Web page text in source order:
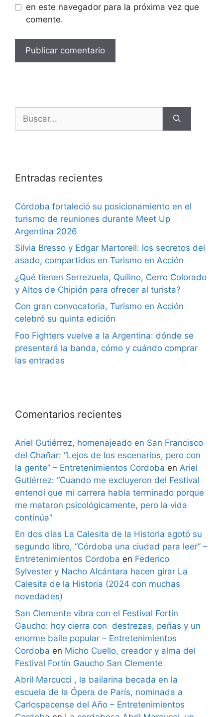
en este navegador para la próxima vez que
comente.
Entradas recientes
Córdoba fortaleció su posicionamiento en el
turismo de reuniones durante Meet Up
Argentina 2026
Silvia Bresso y Edgar Martorell: los secretos del
asado, compartidos en Turismo en Acción
¿Qué tienen Serrezuela, Quilino, Cerro Colorado
y Altos de Chipión para ofrecer al turista?
Con gran convocatoria, Turismo en Acción
celebró su quinta edición
Foo Fighters vuelve a la Argentina: dónde se
presentará la banda, cómo y cuándo comprar
las entradas
Comentarios recientes
Ariel Gutiérrez, homenajeado en San Francisco
del Chañar: “Lejos de los escenarios, pero con
la gente” – Entretenimientos Cordoba en Ariel
Gutiérrez: “Cuando me excluyeron del Festival
entendí que mi carrera había terminado porque
me mataron psicológicamente, pero la vida
continúa”
En dos días La Calesita de la Historia agotó su
segundo libro, “Córdoba una ciudad para leer” –
Entretenimientos Cordoba en Federico
Sylvester y Nacho Alcántara hacen girar La
Calesita de la Historia (2024 con muchas
novedades)
San Clemente vibra con el Festival Fortín
Gaucho: hoy cierra con destrezas, peñas y un
enorme baile popular – Entretenimientos
Cordoba en Micho Cuello, creador y alma del
Festival Fortín Gaucho San Clemente
Abril Marcucci , la bailarina becada en la
escuela de la Ópera de París, nominada a
Carlospacense del Año – Entretenimientos